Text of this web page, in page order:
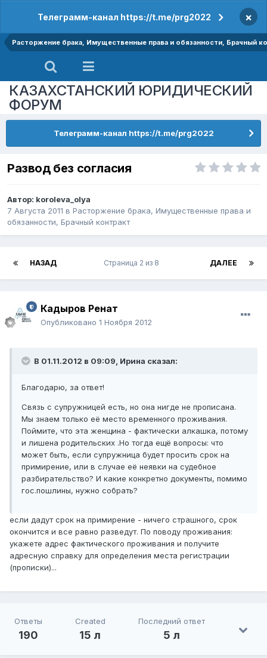
Телеграмм-канал https://t.me/prg2022 ×
Расторжение брака, Имущественные права и обязанности, Брачный
КАЗАХСТАНСКИЙ ЮРИДИЧЕСКИЙ
ФОРУМ
Телеграмм-канал https://t.me/prg2022
Развод без согласия
Автор: koroleva_olya
7 Августа 2011 в Расторжение брака, Имущественные права и
обязанности, Брачный контракт
НАЗАД ДАЛЕЕ
Страница 2 из 8
Кадыров Ренат
Опубликовано 1 Ноября 2012
В 01.11.2012 в 09:09, Ирина сказал:
Благодарю, за ответ!
Связь с супружницей есть, но она нигде не прописана.
Мы знаем только её место временного проживания.
Поймите, что эта женщина - фактически алкашка, потому
и лишена родительских .Но тогда ещё вопросы: что
может быть, если супружница будет просить срок на
примирение, или в случае её неявки на судебное
разбирательство? И какие конкретно документы, помимо
гос.пошлины, нужно собрать?
если дадут срок на примирение - ничего страшного, срок
окончится и все равно разведут. По поводу проживания:
укажете адрес фактического проживания и получите
адресную справку для определения места регистрации
(прописки)...
Ответы
190
Created
15 л
Последний ответ
5 л